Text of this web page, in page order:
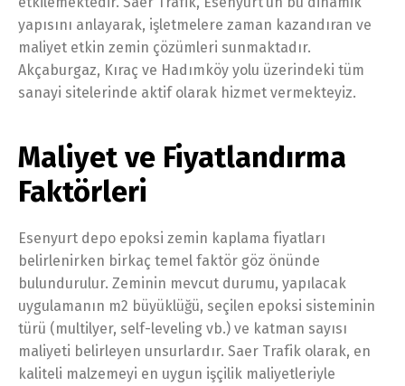
yapısını anlayarak, işletmelere zaman kazandıran ve
maliyet etkin zemin çözümleri sunmaktadır.
Akçaburgaz, Kıraç ve Hadımköy yolu üzerindeki tüm
sanayi sitelerinde aktif olarak hizmet vermekteyiz.
Maliyet ve Fiyatlandırma
Faktörleri
Esenyurt depo epoksi zemin kaplama fiyatları
belirlenirken birkaç temel faktör göz önünde
bulundurulur. Zeminin mevcut durumu, yapılacak
uygulamanın m2 büyüklüğü, seçilen epoksi sisteminin
türü (multilyer, self-leveling vb.) ve katman sayısı
maliyeti belirleyen unsurlardır. Saer Trafik olarak, en
kaliteli malzemeyi en uygun işçilik maliyetleriyle